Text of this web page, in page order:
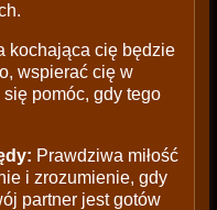
kochająca cię będzie
wspierać cię w
pomóc, gdy tego
Prawdziwa miłość
i zrozumienie, gdy
partner jest gotów